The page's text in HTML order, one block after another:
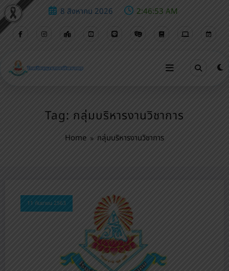
8 สิงหาคม 2026 2:46:53 AM
Tag: กลุ่มบริหารงานวิชาการ
Home กลุ่มบริหารงานวิชาการ
11 กันยายน 2563